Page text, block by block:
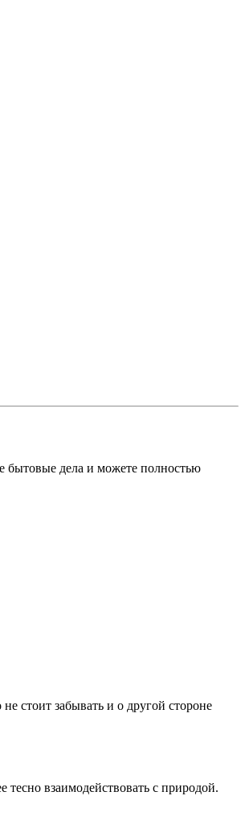
бытовые дела и можете полностью
стоит забывать и о другой стороне
взаимодействовать с природой.